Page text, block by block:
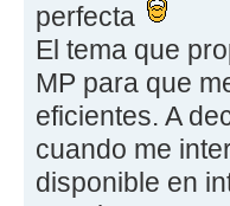
perfecta
El tema que
MP para que
eficientes. A
cuando me
disponible en